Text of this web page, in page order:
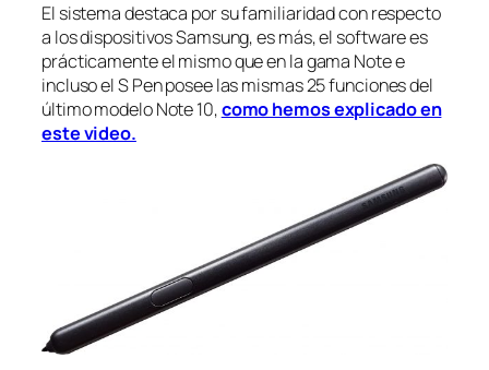
El sistema destaca por su familiaridad con respecto
a los dispositivos Samsung, es más, el softwarees
prácticamente el mismo que en la gama Note e
incluso el S Pen posee las mismas 25 funciones del
último modelo Note 10,como hemos explicado en
este video.